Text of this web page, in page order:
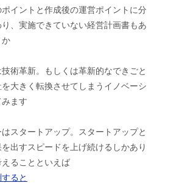
イントと作成後の運営ポイントに分
、実施できていない経営計画書もあ
か
術革新。もしくは革新的なできごと
大きく転換させてしまうイノベーシ
ます
スタートアップ。スタートアップと
出すスピードを上げ続けるしかあり
ることといえば
ると